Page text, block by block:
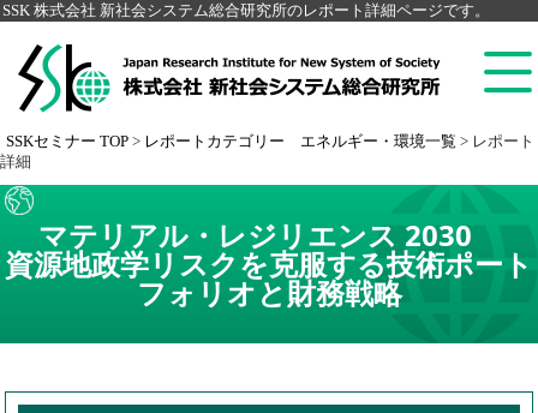
SSK 株式会社 新社会システム総合研究所のレポート詳細ページです。
SSKセミナー TOP > レポートカテゴリー エネルギー・環境一覧 > レポート
詳細
マテリアル・レジリエンス 2030
資源地政学リスクを克服する技術ポート
フォリオと財務戦略